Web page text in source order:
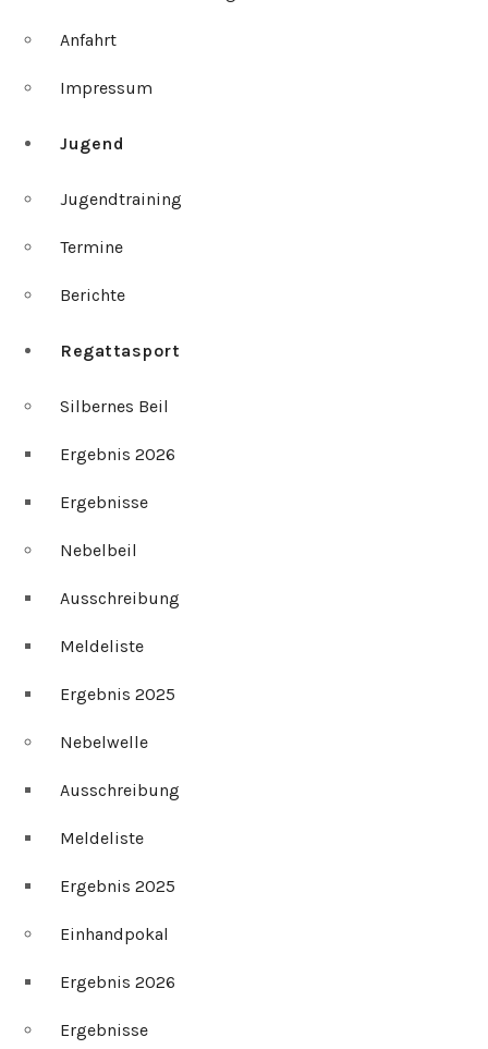
Anfahrt
Impressum
Jugend
Jugendtraining
Termine
Berichte
Regattasport
Silbernes Beil
Ergebnis 2026
Ergebnisse
Nebelbeil
Ausschreibung
Meldeliste
Ergebnis 2025
Nebelwelle
Ausschreibung
Meldeliste
Ergebnis 2025
Einhandpokal
Ergebnis 2026
Ergebnisse